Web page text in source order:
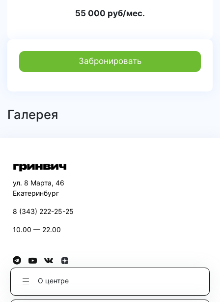
55 000 руб/мес.
Забронировать
Галерея
ул. 8 Марта, 46
Екатеринбург
8 (343) 222-25-25
10.00 — 22.00
О центре